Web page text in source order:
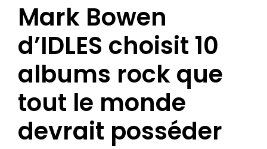
Mark Bowen
d’IDLES choisit 10
albums rock que
tout le monde
devrait posséder